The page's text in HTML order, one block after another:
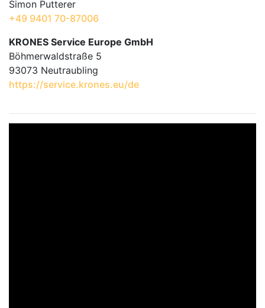
Simon Putterer
+49 9401 70-87006
KRONES Service Europe GmbH
Böhmerwaldstraße 5
93073 Neutraubling
https://service.krones.eu/de